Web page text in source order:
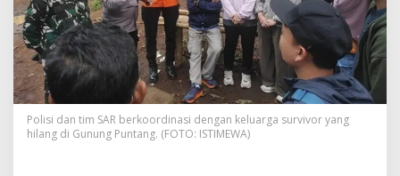
H
i
l
a
n
g
d
i
G
Polisi dan tim SAR berkoordinasi dengan keluarga survivor yang
hilang di Gunung Puntang. (FOTO: ISTIMEWA)